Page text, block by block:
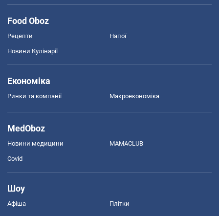
Food Oboz
Рецепти Напої
Новини Кулінарії
Економіка
Ринки та компанії Макроекономіка
MedOboz
Новини медицини MAMACLUB
Covid
Шоу
Афіша Плітки